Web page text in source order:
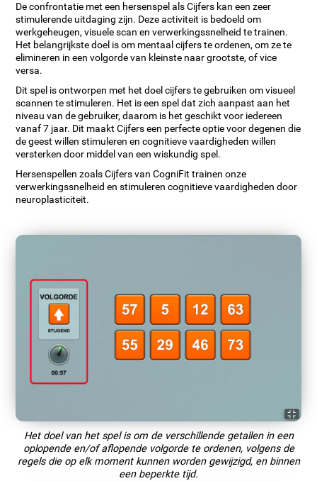
De confrontatie met een hersenspel als Cijfers kan een zeer
stimulerende uitdaging zijn. Deze activiteit is bedoeld om
werkgeheugen, visuele scan en verwerkingssnelheid te trainen.
Het belangrijkste doel is om mentaal cijfers te ordenen, om ze te
elimineren in een volgorde van kleinste naar grootste, of vice
versa.
Dit spel is ontworpen met het doel cijfers te gebruiken om visueel
scannen te stimuleren. Het is een spel dat zich aanpast aan het
niveau van de gebruiker, daarom is het geschikt voor iedereen
vanaf 7 jaar. Dit maakt Cijfers een perfecte optie voor degenen die
de geest willen stimuleren en cognitieve vaardigheden willen
versterken door middel van een wiskundig spel.
Hersenspellen zoals Cijfers van CogniFit trainen onze
verwerkingssnelheid en stimuleren cognitieve vaardigheden door
neuroplasticiteit.
Het doel van het spel is om de verschillende getallen in een
oplopende en/of aflopende volgorde te ordenen, volgens de
regels die op elk moment kunnen worden gewijzigd, en binnen
een beperkte tijd.